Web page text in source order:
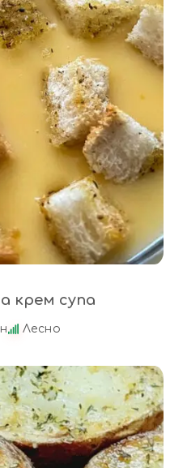
крем супа
Лесно